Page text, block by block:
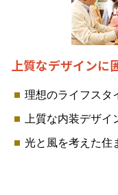
上質なデザインに
理想のライフスタ
上質な内装デザイ
光と風を考えた住